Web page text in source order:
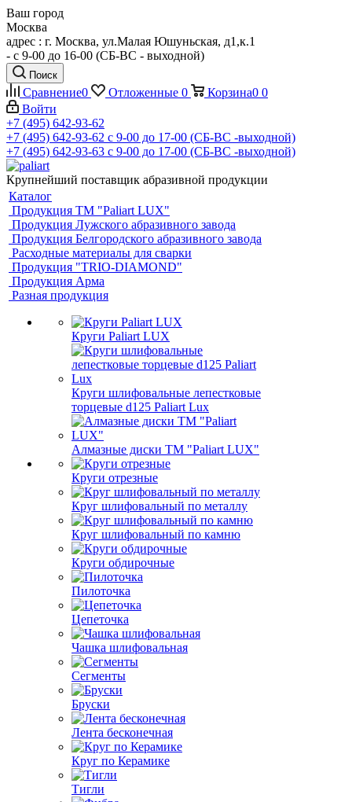
Ваш город
Москва
адрес : г. Москва, ул.Малая Юшуньская, д1,к.1
- c 9-00 до 16-00 (СБ-ВС - выходной)
Поиск
Сравнение0 Отложенные 0 Корзина0 0
Войти
+7 (495) 642-93-62
+7 (495) 642-93-62 c 9-00 до 17-00 (СБ-ВС -выходной)
+7 (495) 642-93-63 c 9-00 до 17-00 (СБ-ВС -выходной)
Крупнейший поставщик абразивной продукции
Каталог
Продукция ТМ "Paliart LUX"
Продукция Лужского абразивного завода
Продукция Белгородского абразивного завода
Расходные материалы для сварки
Продукция "TRIO-DIAMOND"
Продукция Арма
Разная продукция
Круги Paliart LUX
Круги шлифовальные лепестковые
торцевые d125 Paliart Lux
Алмазные диски ТМ "Paliart LUX"
Круги отрезные
Круг шлифовальный по металлу
Круг шлифовальный по камню
Круги обдирочные
Пилоточка
Цепеточка
Чашка шлифовальная
Сегменты
Бруски
Лента бесконечная
Круг по Керамике
Тигли